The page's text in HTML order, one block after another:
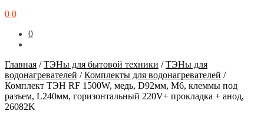
0 0
0
Главная /ТЭНы для бытовой техники /ТЭНы для
водонагревателей /Комплекты для водонагревателей /
Комплект ТЭН RF 1500W, медь, D92мм, М6, клеммы под
разъем, L240мм, горизонтальный 220V+ прокладка + анод,
26082K